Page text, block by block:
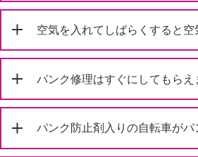
空気を入れてしばらくすると
パンク修理はすぐにしてもらえ
パンク防止剤入りの自転車が